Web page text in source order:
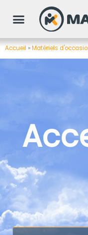
Accueil »Matériels